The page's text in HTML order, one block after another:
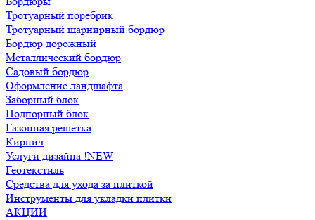
Тротуарный поребрик
Тротуарный шарнирный бордюр
Бордюр дорожный
Металлический бордюр
Садовый бордюр
Оформление ландшафта
Заборный блок
Подпорный блок
Газонная решетка
Кирпич
Услуги дизайна !NEW
Геотекстиль
Средства для ухода за плиткой
Инструменты для укладки плитки
АКЦИИ